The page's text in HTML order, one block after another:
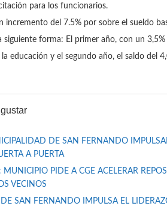
para los funcionarios.
incremento del 7.5% por sobre el sueldo
forma: El primer año, con un
educación y el segundo año, el saldo del
DE SAN FERNANDO
A PUERTA
PIDE A CGE ACELERAR
VECINOS
SAN FERNANDO IMPULSA EL